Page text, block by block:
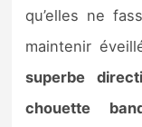
qu’elles ne
maintenir
superbe
chouette